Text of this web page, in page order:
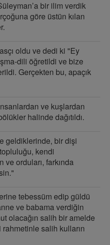
bir ilim verdik
göre üstün kılan
oldu ve dedi ki "Ey
dili öğretildi ve bize
Gerçekten bu, apaçık
ve kuşlardan
halinde dağıtıldı.
geldiklerinde, bir dişi
kendi
ve orduları, farkında
tebessüm edip güldü
ve babama verdiğin
olacağın salih bir amelde
salih kulların